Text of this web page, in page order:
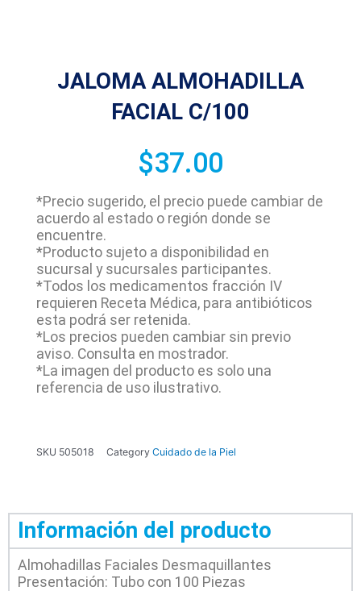
JALOMA ALMOHADILLA
FACIAL C/100
$37.00
*Precio sugerido, el precio puede cambiar de
acuerdo al estado o región donde se
encuentre.
*Producto sujeto a disponibilidad en
sucursal y sucursales participantes.
*Todos los medicamentos fracción IV
requieren Receta Médica, para antibióticos
esta podrá ser retenida.
*Los precios pueden cambiar sin previo
aviso. Consulta en mostrador.
*La imagen del producto es solo una
referencia de uso ilustrativo.
SKU 505018 Category Cuidado de la Piel
Información del producto
Almohadillas Faciales Desmaquillantes
Presentación: Tubo con 100 Piezas